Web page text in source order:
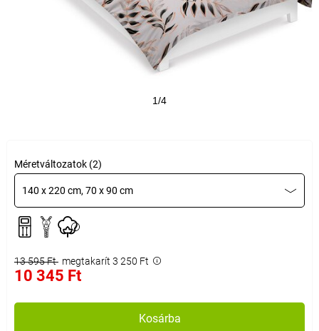
1/4
Méretváltozatok (2)
140 x 220 cm, 70 x 90 cm
13 595 Ft megtakarít 3 250 Ft
10 345 Ft
Kosárba